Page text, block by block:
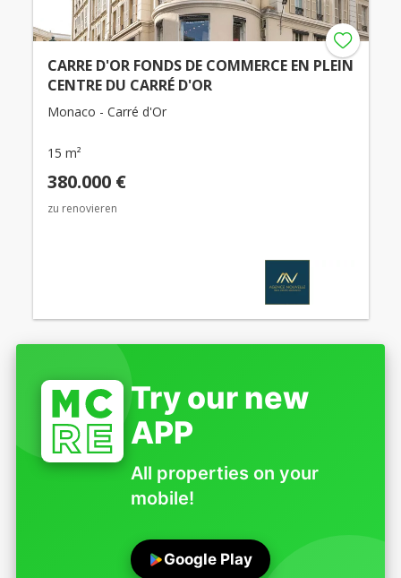
CARRE D'OR FONDS DE COMMERCE EN PLEIN
CENTRE DU CARRÉ D'OR
Monaco - Carré d'Or
15 m²
380.000 €
zu renovieren
Try our new
APP
All properties on your
mobile!
Google Play